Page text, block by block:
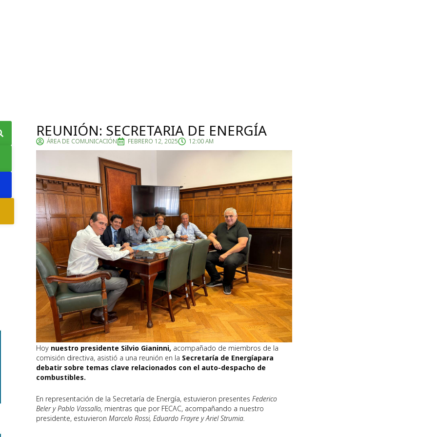
REUNIÓN: SECRETARIA DE ENERGÍA
ÁREA DE COMUNICACIÓN FEBRERO 12, 2025 12:00 AM
Hoy nuestro presidente Silvio Gianinni, acompañado de miembros de la
comisión directiva, asistió a una reunión en la Secretaría de Energíapara
debatir sobre temas clave relacionados con el auto-despacho de
combustibles.
En representación de la Secretaría de Energía, estuvieron presentes Federico
Beler y Pablo Vassallo, mientras que por FECAC, acompañando a nuestro
presidente, estuvieron Marcelo Rossi, Eduardo Frayre y Ariel Strumia.